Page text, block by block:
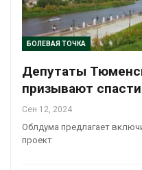
БОЛЕВАЯ ТОЧКА
Депутаты
призывают
Сен 12, 2024
Облдума предлагает
проект